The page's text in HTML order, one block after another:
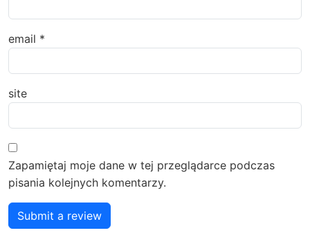
email *
site
Zapamiętaj moje dane w tej przeglądarce podczas
pisania kolejnych komentarzy.
Submit a review